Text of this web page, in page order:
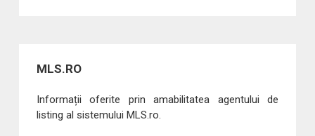
MLS.RO
Informații oferite prin amabilitatea agentului de
listing al sistemului MLS.ro.